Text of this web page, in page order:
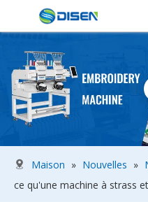
Maison » Nouvelles »
ce qu'une machine à strass